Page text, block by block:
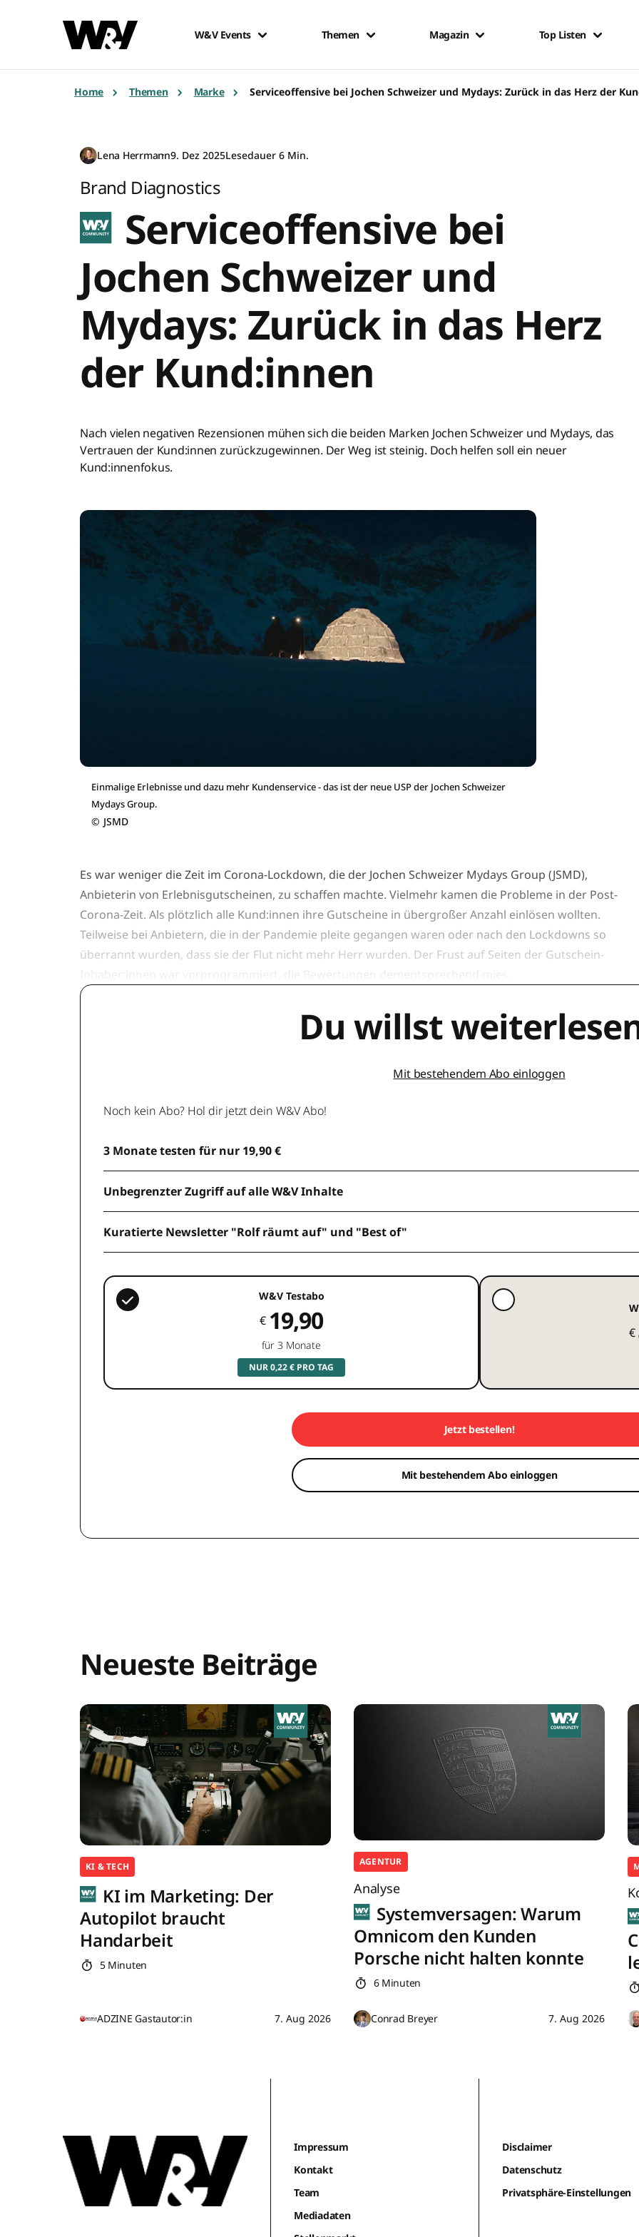
W&V Events Themen Magazin Top Listen
Home Themen Marke Serviceoffensive bei Jochen Schweizer und Mydays: Zurück in das Herz der
Lena Herrmann9. Dez 2025Lesedauer 6 Min.
Brand Diagnostics
Serviceoffensive bei
Jochen Schweizer und
Mydays: Zurück in das Herz
der Kund:innen
Nach vielen negativen Rezensionen mühen sich die beiden Marken Jochen Schweizer und Mydays, das
Vertrauen der Kund:innen zurückzugewinnen. Der Weg ist steinig. Doch helfen soll ein neuer
Kund:innenfokus.
Einmalige Erlebnisse und dazu mehr Kundenservice - das ist der neue USP der Jochen Schweizer
Mydays Group.
© JSMD
Es war weniger die Zeit im Corona-Lockdown, die der Jochen Schweizer Mydays Group (JSMD),
Anbieterin von Erlebnisgutscheinen, zu schaffen machte. Vielmehr kamen die Probleme in der Post-
Corona-Zeit. Als plötzlich alle Kund:innen ihre Gutscheine in übergroßer Anzahl einlösen wollten.
Teilweise bei Anbietern, die in der Pandemie pleite gegangen waren oder nach den Lockdowns so
überrannt wurden, dass sie der Flut nicht mehr Herr wurden. Der Frust auf Seiten der Gutschein-
Du willst
Mit bestehendem Abo einloggen
Noch kein Abo? Hol dir jetzt dein W&V Abo!
3 Monate testen für nur 19,90 €
Unbegrenzter Zugriff auf alle W&V Inhalte
Kuratierte Newsletter "Rolf räumt auf" und "Best of"
W&V Testabo
€ 19,90
für 3 Monate
NUR 0,22 € PRO TAG
€
Jetzt bestellen!
Mit bestehendem Abo einloggen
Neueste Beiträge
KI & TECH
KI im Marketing: Der
Autopilot braucht
Handarbeit
5 Minuten
ADZINE Gastautor:in 7. Aug 2026
AGENTUR
Analyse
Systemversagen: Warum
Omnicom den Kunden
Porsche nicht halten konnte
6 Minuten
Conrad Breyer 7. Aug 2026
Impressum
Kontakt
Team
Mediadaten
Disclaimer
Datenschutz
Privatsphäre-Einstellungen